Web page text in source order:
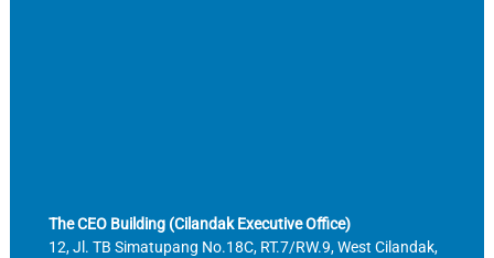
The CEO Building (Cilandak Executive Office)
12, Jl. TB Simatupang No.18C, RT.7/RW.9, West Cilandak,